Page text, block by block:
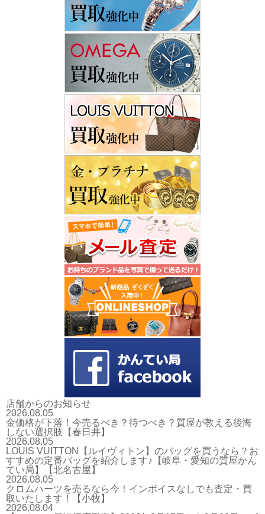
店舗からのお知らせ
2026.08.05
金価格が下落！今売るべき？待つべき？質屋が教える後悔
しない選択肢【春日井】
2026.08.05
LOUIS VUITTON【ルイヴィトン】のバッグを買うなら？お
すすめの定番バッグを紹介します♪【岐阜・愛知の質屋かん
てい局】【北名古屋】
2026.08.05
クロムハーツを売るなら今！インボイスなしでも査定・買
取いたします！【小牧】
2026.08.04